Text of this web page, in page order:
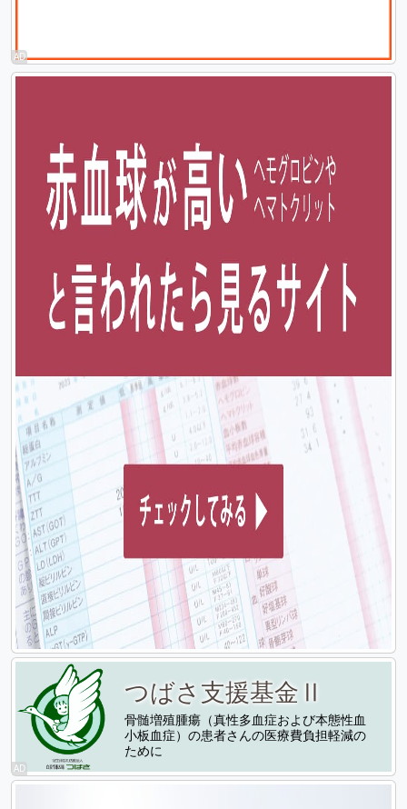
つばさ支援基金Ⅱ
骨髄増殖腫瘍（真性多血症および本態性血
小板血症）の患者さんの医療費負担軽減の
ために